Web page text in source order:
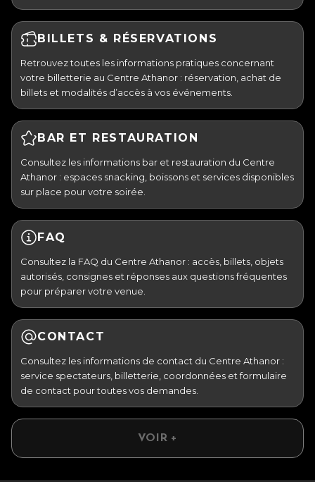
BILLETS & RÉSERVATIONS
Retrouvez toutes les informations pratiques concernant
votre billetterie au Centre Athanor : réservation, achat de
billets et modalités d’accès à vos événements.
BAR ET RESTAURATION
Consultez les informations bar et restauration du Centre
Athanor : espaces snacking, boissons et services disponibles
sur place pour votre soirée.
FAQ
Consultez la FAQ du Centre Athanor : accès, billets, objets
autorisés, consignes et réponses aux questions fréquentes
pour préparer votre venue.
CONTACT
Consultez les informations de contact du Centre Athanor :
service spectateurs, billetterie, coordonnées et formulaire
de contact pour toutes vos demandes.
VOIR +